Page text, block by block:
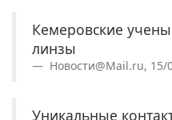
Кемеровские
линзы
Новости@Mail.ru, 15/
Уникальные